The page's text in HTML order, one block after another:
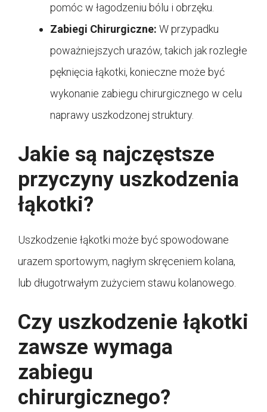
pomóc w łagodzeniu bólu i obrzęku.
Zabiegi Chirurgiczne: W przypadku
poważniejszych urazów, takich jak rozległe
pęknięcia łąkotki, konieczne może być
wykonanie zabiegu chirurgicznego w celu
naprawy uszkodzonej struktury.
Jakie są najczęstsze
przyczyny uszkodzenia
łąkotki?
Uszkodzenie łąkotki może być spowodowane
urazem sportowym, nagłym skręceniem kolana,
lub długotrwałym zużyciem stawu kolanowego.
Czy uszkodzenie łąkotki
zawsze wymaga
zabiegu
chirurgicznego?